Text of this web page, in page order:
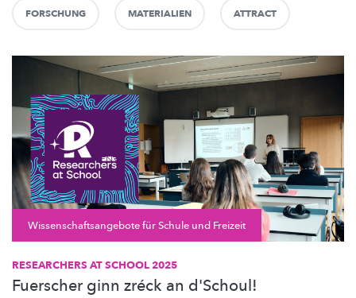
FORSCHUNG MATERIALIEN ATTRACT
Wissenschaftsangebote für Schule und Freizeit
RESEARCHERS AT SCHOOL 2025
Fuerscher ginn zréck an d'Schoul!